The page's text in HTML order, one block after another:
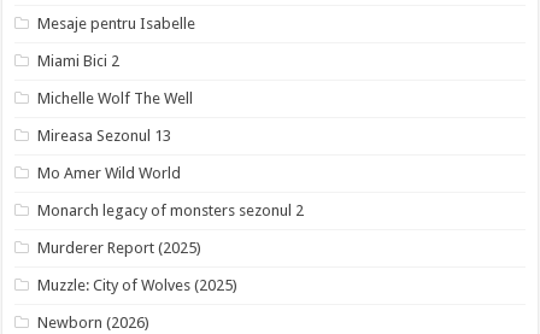
Mesaje pentru Isabelle
Miami Bici 2
Michelle Wolf The Well
Mireasa Sezonul 13
Mo Amer Wild World
Monarch legacy of monsters sezonul 2
Murderer Report (2025)
Muzzle: City of Wolves (2025)
Newborn (2026)